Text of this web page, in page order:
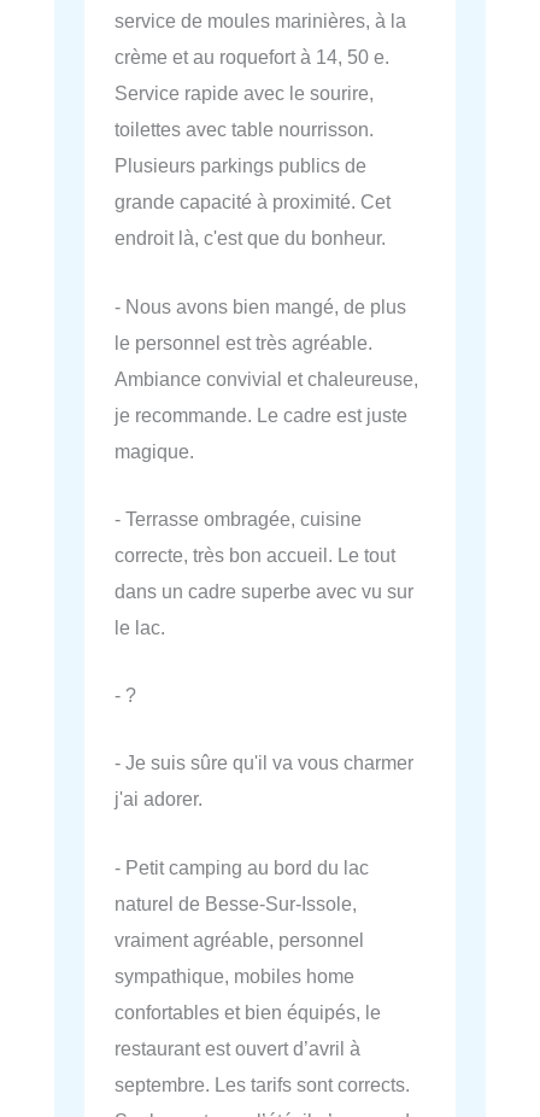
service de moules marinières, à la
crème et au roquefort à 14, 50 e.
Service rapide avec le sourire,
toilettes avec table nourrisson.
Plusieurs parkings publics de
grande capacité à proximité. Cet
endroit là, c'est que du bonheur.
- Nous avons bien mangé, de plus
le personnel est très agréable.
Ambiance convivial et chaleureuse,
je recommande. Le cadre est juste
magique.
- Terrasse ombragée, cuisine
correcte, très bon accueil. Le tout
dans un cadre superbe avec vu sur
le lac.
- ?
- Je suis sûre qu'il va vous charmer
j'ai adorer.
- Petit camping au bord du lac
naturel de Besse-Sur-Issole,
vraiment agréable, personnel
sympathique, mobiles home
confortables et bien équipés, le
restaurant est ouvert d’avril à
septembre. Les tarifs sont corrects.